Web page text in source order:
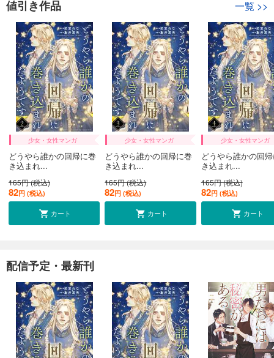
値引き作品 一覧 >>
少女・女性マンガ
どうやら誰かの回帰に巻
き込まれ...
165円 (税込)
82円 (税込)
カート
少女・女性マンガ
どうやら誰かの回帰に巻
き込まれ...
165円 (税込)
82円 (税込)
カート
少女・女性マンガ
どうやら誰かの回
き込まれ...
165円 (税込)
82円 (税込)
カート
配信予定・最新刊